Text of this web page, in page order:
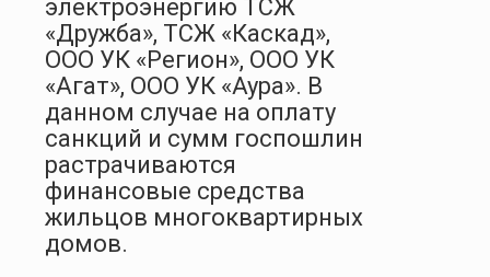
электроэнергию ТСЖ
«Дружба», ТСЖ «Каскад»,
ООО УК «Регион», ООО УК
«Агат», ООО УК «Аура». В
данном случае на оплату
санкций и сумм госпошлин
растрачиваются
финансовые средства
жильцов многоквартирных
домов.